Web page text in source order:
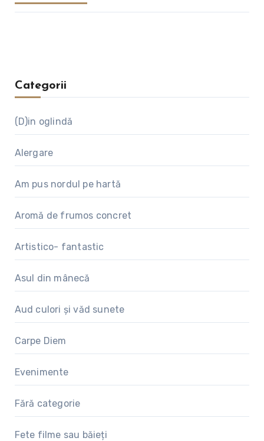
Categorii
(D)in oglindă
Alergare
Am pus nordul pe hartă
Aromă de frumos concret
Artistico- fantastic
Asul din mânecă
Aud culori și văd sunete
Carpe Diem
Evenimente
Fără categorie
Fete filme sau băieți